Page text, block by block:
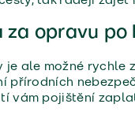
za opravu
je ale možné
přírodních
vám pojištění